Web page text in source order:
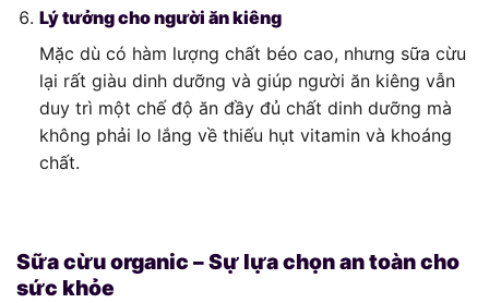
Lý tưởng cho người ăn kiêng
Mặc dù có hàm lượng chất béo cao, nhưng sữa cừu
lại rất giàu dinh dưỡng và giúp người ăn kiêng vẫn
duy trì một chế độ ăn đầy đủ chất dinh dưỡng mà
không phải lo lắng về thiếu hụt vitamin và khoáng
chất.
Sữa cừu organic – Sự lựa chọn an toàn cho
sức khỏe